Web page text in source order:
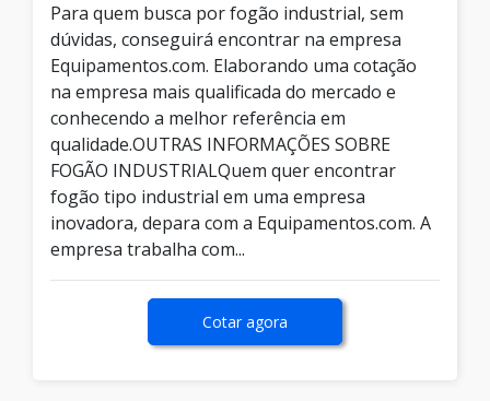
Para quem busca por fogão industrial, sem
dúvidas, conseguirá encontrar na empresa
Equipamentos.com. Elaborando uma cotação
na empresa mais qualificada do mercado e
conhecendo a melhor referência em
qualidade.OUTRAS INFORMAÇÕES SOBRE
FOGÃO INDUSTRIALQuem quer encontrar
fogão tipo industrial em uma empresa
inovadora, depara com a Equipamentos.com. A
empresa trabalha com...
Cotar agora